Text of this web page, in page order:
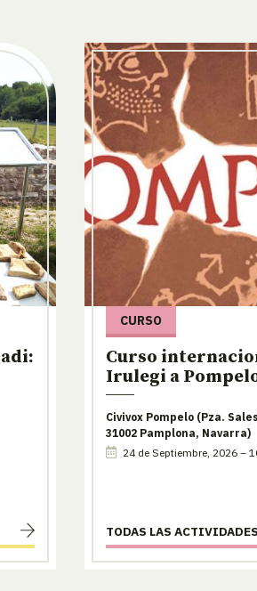
CURSO
Curso
Irulegi a
Civivox Pompelo (Pza.
31002 Pamplona, Navarra)
24 de Septiembre, 2026 –
TODAS LAS ACTIVIDADES